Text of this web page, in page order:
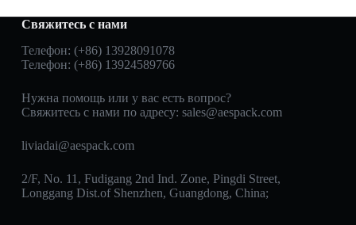
Свяжитесь с нами
Телефон: (+86) 13928091078
Телефон: (+86) 13924589766
Нужна помощь или у вас есть вопрос?
Свяжитесь с нами по адресу: sales@aespack.com
liviadai@aespack.com
2/F, No. 11, Fudigang 2nd Ind. Zone, Pingdi Street,
Longgang Dist.of Shenzhen, Guangdong, China;